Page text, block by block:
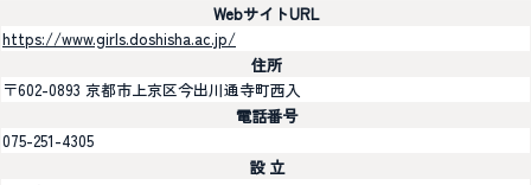
WebサイトURL
https://www.girls.doshisha.ac.jp/
住所
〒602-0893 京都市上京区今出川通寺町西入
電話番号
075-251-4305
設 立